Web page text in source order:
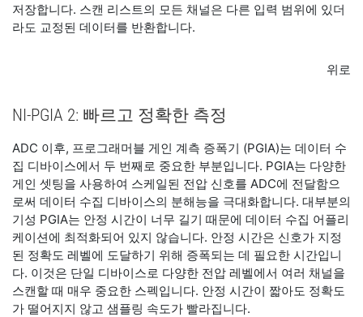
저장합니다. 스캔 리스트의 모든 채널은 다른 입력 범위에 있더
라도 교정된 데이터를 반환합니다.
위로
NI-PGIA 2: 빠르고 정확한 측정
ADC 이후, 프로그래머블 게인 계측 증폭기 (PGIA)는 데이터 수
집 디바이스에서 두 번째로 중요한 부분입니다. PGIA는 다양한
게인 셋팅을 사용하여 스케일된 전압 신호를 ADC에 전달함으
로써 데이터 수집 디바이스의 분해능을 극대화합니다. 대부분의
기성 PGIA는 안정 시간이 너무 길기 때문에 데이터 수집 어플리
케이션에 최적화되어 있지 않습니다. 안정 시간은 신호가 지정
된 정확도 레벨에 도달하기 위해 증폭되는 데 필요한 시간입니
다. 이것은 단일 디바이스로 다양한 전압 레벨에서 여러 채널을
스캔할 때 매우 중요한 스펙입니다. 안정 시간이 짧아도 정확도
가 떨어지지 않고 샘플링 속도가 빨라집니다.